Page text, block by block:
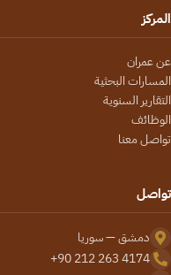
المركز
عن عمران
المسارات البحثية
التقارير السنوية
الوظائف
تواصل معنا
تواصل
دمشق — سوريا
+90 212 263 4174